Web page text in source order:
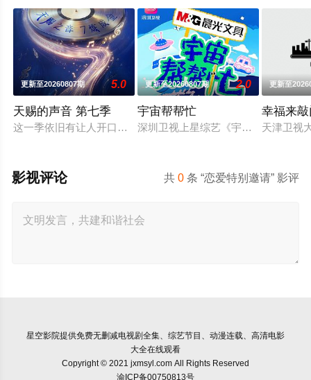
更新至20260807期 5.0
天赐的声音 第七季
这一季依旧有让人开口就想跟唱的歌，有意想不到的合作搭档，
更新至20260807期 2.0
宇宙帮帮忙
深圳卫视上星综艺《宇宙帮帮忙》是
更新至
幸福来
天津卫视
共0 条 “恋爱特别邀请” 影评
影视评论
星空影院提供免费无删减电视剧全集、综艺节目、动漫连载、高清电影
大全在线观看
Copyright © 2021 jxmsyl.com All Rights Reserved
渝ICP备00750813号